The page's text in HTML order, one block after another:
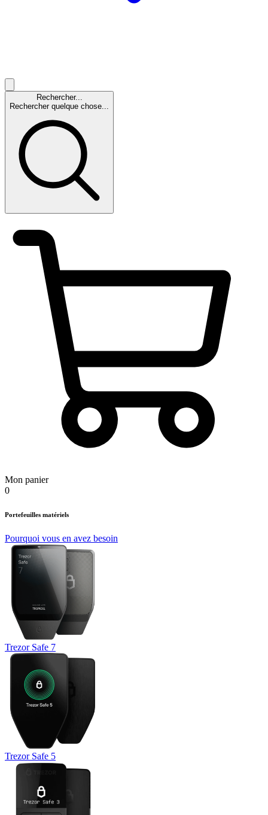
Rechercher...
Rechercher quelque chose...
Mon panier
0
Portefeuilles matériels
Pourquoi vous en avez besoin
Trezor Safe 7
Trezor Safe 5